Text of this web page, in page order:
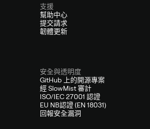
支援
幫助中心
提交請求
韌體更新
安全與透明度
GitHub 上的開源專案
經 SlowMist 審計
ISO/IEC 27001 認證
EU NB認證 (EN 18031)
回報安全漏洞